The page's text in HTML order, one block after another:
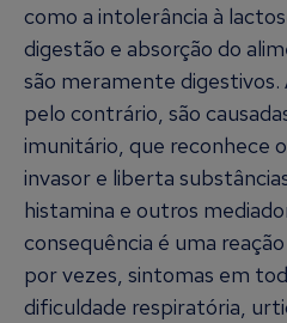
como a intolerância à
digestão e absorção do
são meramente digestivos.
pelo contrário, são
imunitário, que reconhece
invasor e liberta
histamina e outros
consequência é uma
por vezes, sintomas em
dificuldade respiratória,